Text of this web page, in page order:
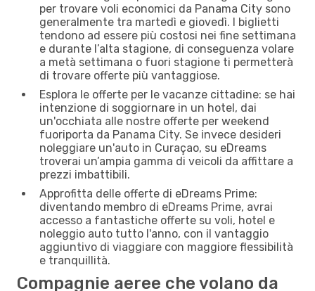
per trovare voli economici da Panama City sono
generalmente tra martedì e giovedì. I biglietti
tendono ad essere più costosi nei fine settimana
e durante l’alta stagione, di conseguenza volare
a metà settimana o fuori stagione ti permetterà
di trovare offerte più vantaggiose.
Esplora le offerte per le vacanze cittadine: se hai
intenzione di soggiornare in un hotel, dai
un'occhiata alle nostre offerte per weekend
fuoriporta da Panama City. Se invece desideri
noleggiare un'auto in Curaçao, su eDreams
troverai un’ampia gamma di veicoli da affittare a
prezzi imbattibili.
Approfitta delle offerte di eDreams Prime:
diventando membro di eDreams Prime, avrai
accesso a fantastiche offerte su voli, hotel e
noleggio auto tutto l'anno, con il vantaggio
aggiuntivo di viaggiare con maggiore flessibilità
e tranquillità.
Compagnie aeree che volano da